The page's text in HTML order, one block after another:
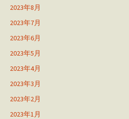
2023年8月
2023年7月
2023年6月
2023年5月
2023年4月
2023年3月
2023年2月
2023年1月